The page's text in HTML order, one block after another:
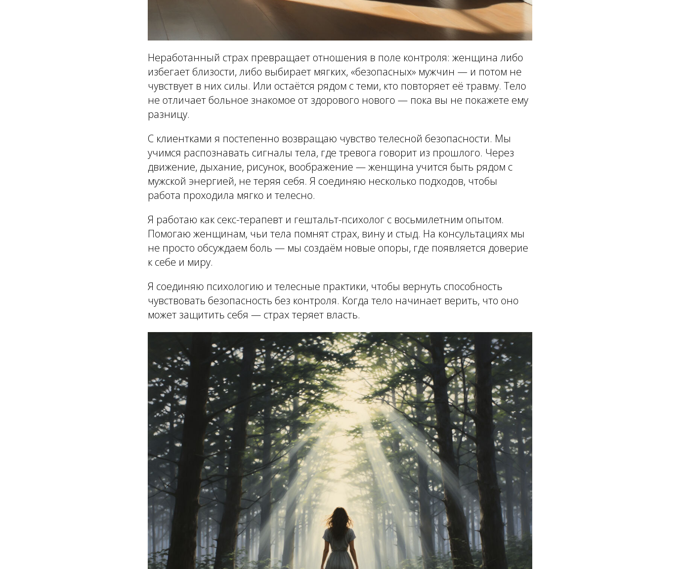
Неработанный страх превращает отношения в поле контроля: женщина либо
избегает близости, либо выбирает мягких, «безопасных» мужчин — и потом не
чувствует в них силы. Или остаётся рядом с теми, кто повторяет её травму. Тело
не отличает больное знакомое от здорового нового — пока вы не покажете ему
разницу.
С клиентками я постепенно возвращаю чувство телесной безопасности. Мы
учимся распознавать сигналы тела, где тревога говорит из прошлого. Через
движение, дыхание, рисунок, воображение — женщина учится быть рядом с
мужской энергией, не теряя себя. Я соединяю несколько подходов, чтобы
работа проходила мягко и телесно.
Я работаю как секс-терапевт и гештальт-психолог с восьмилетним опытом.
Помогаю женщинам, чьи тела помнят страх, вину и стыд. На консультациях мы
не просто обсуждаем боль — мы создаём новые опоры, где появляется доверие
к себе и миру.
Я соединяю психологию и телесные практики, чтобы вернуть способность
чувствовать безопасность без контроля. Когда тело начинает верить, что оно
может защитить себя — страх теряет власть.